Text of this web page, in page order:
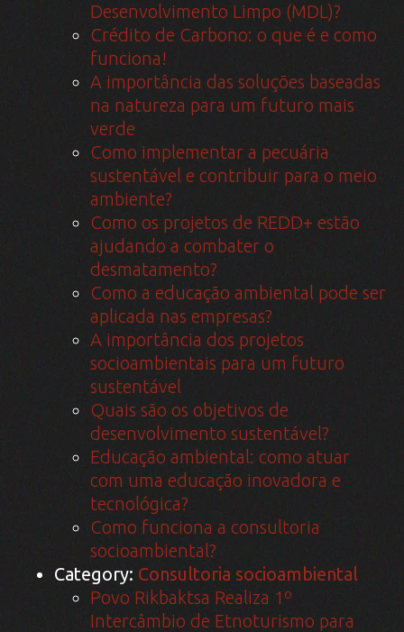
Desenvolvimento Limpo (MDL)?
Crédito de Carbono: o que é e como
funciona!
A importância das soluções baseadas
na natureza para um futuro mais
verde
Como implementar a pecuária
sustentável e contribuir para o meio
ambiente?
Como os projetos de REDD+ estão
ajudando a combater o
desmatamento?
Como a educação ambiental pode ser
aplicada nas empresas?
A importância dos projetos
socioambientais para um futuro
sustentável
Quais são os objetivos de
desenvolvimento sustentável?
Educação ambiental: como atuar
com uma educação inovadora e
tecnológica?
Como funciona a consultoria
socioambiental?
Category: Consultoria socioambiental
Povo Rikbaktsa Realiza 1º
Intercâmbio de Etnoturismo para